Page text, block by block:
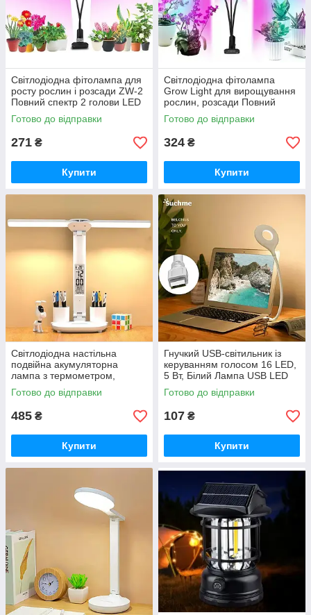
Світлодіодна фітолампа для
росту рослин і розсади ZW-2
Повний спектр 2 голови LED
DAS iC227
Готово до відправки
271 ₴
Купити
Світлодіодна фітолампа
Grow Light для вирощування
рослин, розсади Повний
спектр 3 голови RTS iC227
Готово до відправки
324 ₴
Купити
Світлодіодна настільна
подвійна акумуляторна
лампа з термометром,
годинником, календарем,
тримачами для ручок iC227
Готово до відправки
485 ₴
Купити
Гнучкий USB-світильник із
керуванням голосом 16 LED,
5 Вт, Білий Лампа USB LED
lamp LK-50 iC227
Готово до відправки
107 ₴
Купити